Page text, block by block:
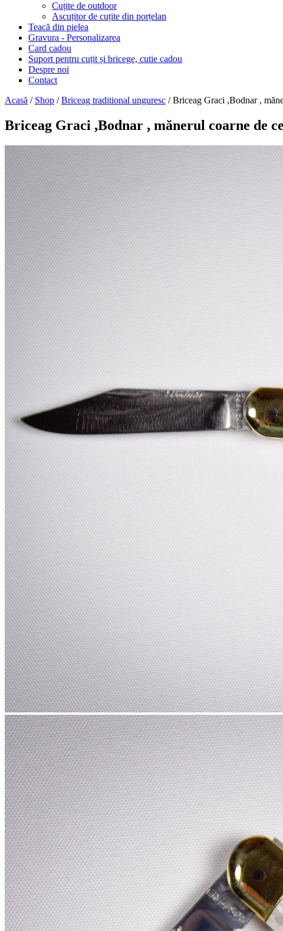
Cuțite de outdoor
Ascuțitor de cuțite din porțelan
Teacă din pielea
Gravura - Personalizarea
Card cadou
Suport pentru cuțit și bricege, cutie cadou
Despre noi
Contact
Acasă / Shop /Briceag traditional unguresc / Briceag Graci ,Bodnar ,
Briceag Graci ,Bodnar , mănerul coarne de